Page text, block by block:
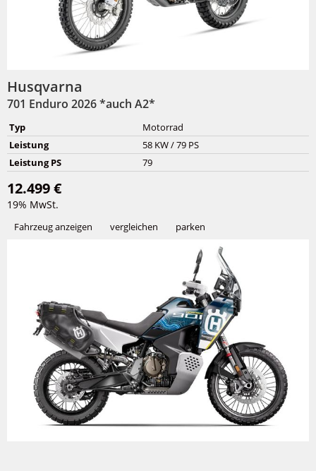
Husqvarna
701 Enduro 2026 *auch A2*
Typ
Motorrad
Leistung
58 KW / 79 PS
Leistung PS
79
12.499 €
19% MwSt.
Fahrzeug anzeigen vergleichen parken